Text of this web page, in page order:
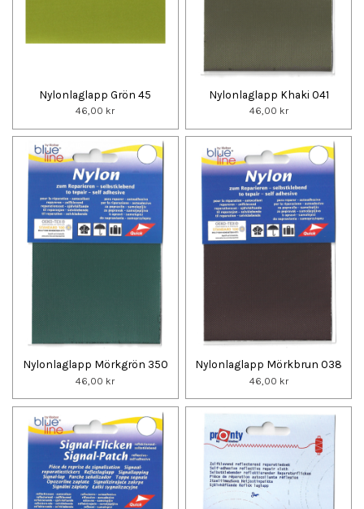
Nylonlaglapp Grön 45
46,00 kr
Nylonlaglapp Khaki 041
46,00 kr
Nylonlaglapp Mörkgrön 350
46,00 kr
Nylonlaglapp Mörkbrun 038
46,00 kr